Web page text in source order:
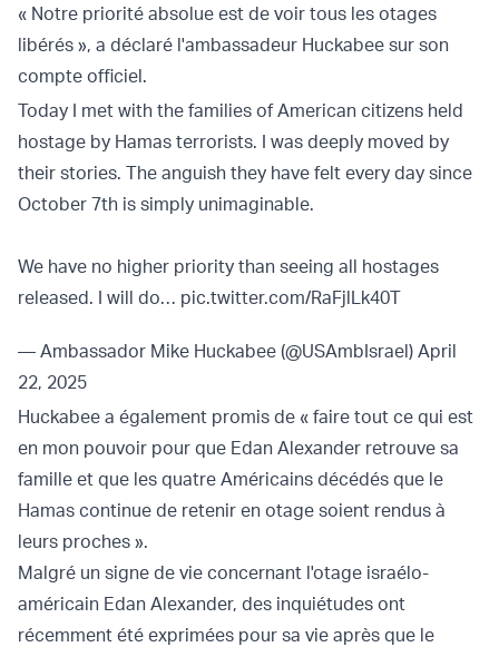
« Notre priorité absolue est de voir tous les otages
libérés », a déclaré l'ambassadeur Huckabee sur son
compte officiel.
Today I met with the families of American citizens held
hostage by Hamas terrorists. I was deeply moved by
their stories. The anguish they have felt every day since
October 7th is simply unimaginable.
We have no higher priority than seeing all hostages
released. I will do… pic.twitter.com/RaFjlLk40T
— Ambassador Mike Huckabee (@USAmbIsrael) April
22, 2025
Huckabee a également promis de « faire tout ce qui est
en mon pouvoir pour que Edan Alexander retrouve sa
famille et que les quatre Américains décédés que le
Hamas continue de retenir en otage soient rendus à
leurs proches ».
Malgré un signe de vie concernant l'otage israélo-
américain Edan Alexander, des inquiétudes ont
récemment été exprimées pour sa vie après que le